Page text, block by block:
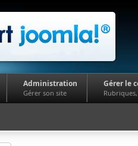
Administration
Gérer son site
Gérer le